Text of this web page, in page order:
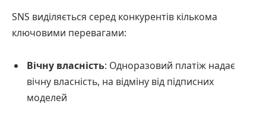
SNS виділяється серед конкурентів кількома
ключовими перевагами:
Вічну власність: Одноразовий платіж надає
вічну власність, на відміну від підписних
моделей